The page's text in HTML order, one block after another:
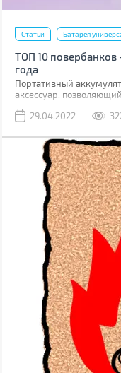
Статьи Батарея
ТОП 10
года
Портативный
аксессуар,
поездки), и во время
Мы составили рейтинг
которых можно
29.04.2022